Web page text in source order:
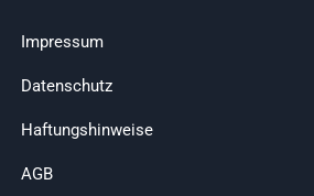
Impressum
Datenschutz
Haftungshinweise
AGB